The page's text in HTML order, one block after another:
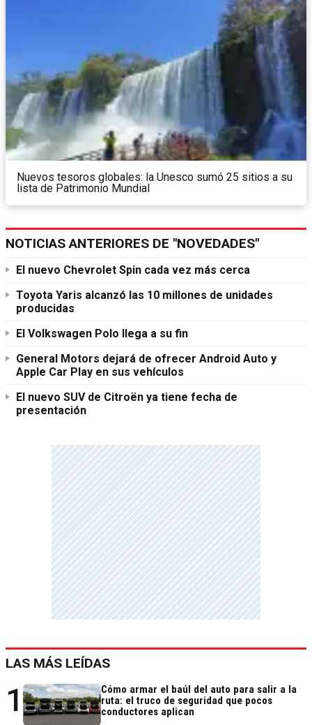
Nuevos tesoros globales: la Unesco sumó 25 sitios a su
lista de Patrimonio Mundial
NOTICIAS ANTERIORES DE "NOVEDADES"
El nuevo Chevrolet Spin cada vez más cerca
Toyota Yaris alcanzó las 10 millones de unidades
producidas
El Volkswagen Polo llega a su fin
General Motors dejará de ofrecer Android Auto y
Apple Car Play en sus vehículos
El nuevo SUV de Citroën ya tiene fecha de
presentación
LAS MÁS LEÍDAS
1
Cómo armar el baúl del auto para salir a la
ruta: el truco de seguridad que pocos
conductores aplican